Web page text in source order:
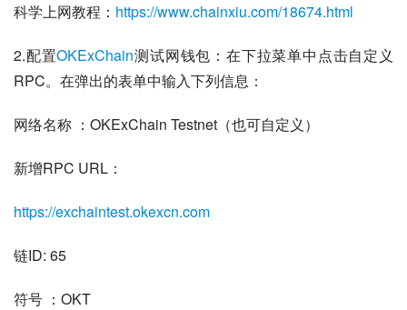
科学上网教程： https://www.chainxiu.com/18674.html
2.配置OKExChain测试网钱包：在下拉菜单中点击自定义
RPC。在弹出的表单中输入下列信息：
网络名称 ：OKExChain Testnet（也可自定义）
新增RPC URL：
https://exchaintest.okexcn.com
链ID: 65
符号 ：OKT